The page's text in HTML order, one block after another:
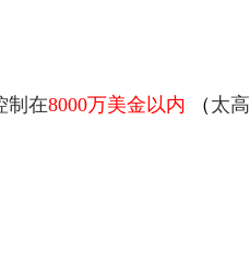
制在8000万美金以内 （ 太